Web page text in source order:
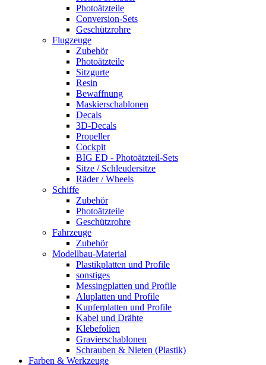
Photoätzteile
Conversion-Sets
Geschützrohre
Flugzeuge
Zubehör
Photoätzteile
Sitzgurte
Resin
Bewaffnung
Maskierschablonen
Decals
3D-Decals
Propeller
Cockpit
BIG ED - Photoätzteil-Sets
Sitze / Schleudersitze
Räder / Wheels
Schiffe
Zubehör
Photoätzteile
Geschützrohre
Fahrzeuge
Zubehör
Modellbau-Material
Plastikplatten und Profile
sonstiges
Messingplatten und Profile
Aluplatten und Profile
Kupferplatten und Profile
Kabel und Drähte
Klebefolien
Gravierschablonen
Schrauben & Nieten (Plastik)
Farben & Werkzeuge